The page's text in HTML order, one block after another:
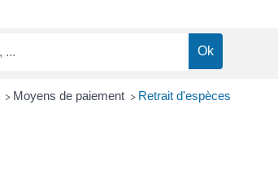
> Moyens de paiement > Retrait d'espèces